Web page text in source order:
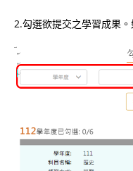
2.勾選欲提交之學習成果。